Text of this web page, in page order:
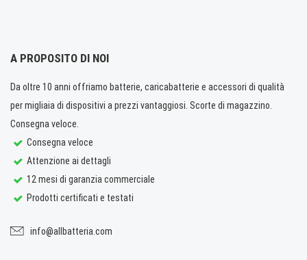
A PROPOSITO DI NOI
Da oltre 10 anni offriamo batterie, caricabatterie e accessori di qualità
per migliaia di dispositivi a prezzi vantaggiosi. Scorte di magazzino.
Consegna veloce.
Consegna veloce
Attenzione ai dettagli
12 mesi di garanzia commerciale
Prodotti certificati e testati
info@allbatteria.com